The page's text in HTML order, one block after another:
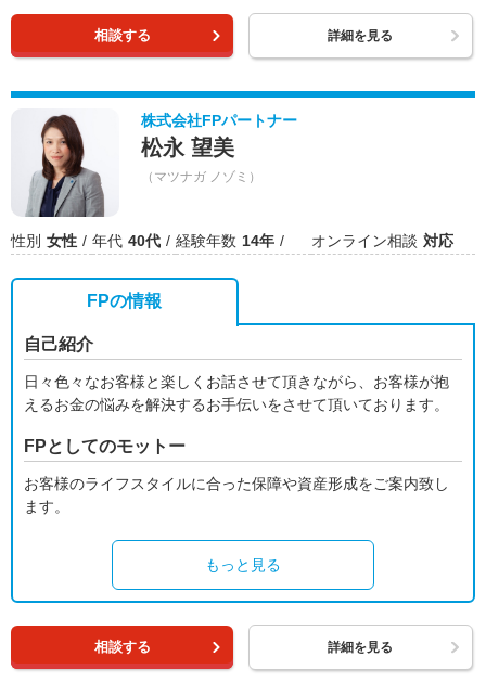
相談する 詳細を見る
株式会社FPパートナー
松永 望美
（マツナガ ノゾミ）
性別 女性 年代 40代 経験年数 14年 オンライン相談 対応
FPの情報
自己紹介
日々色々なお客様と楽しくお話させて頂きながら、お客様が抱
えるお金の悩みを解決するお手伝いをさせて頂いております。
FPとしてのモットー
お客様のライフスタイルに合った保障や資産形成をご案内致し
ます。
もっと見る
相談する 詳細を見る